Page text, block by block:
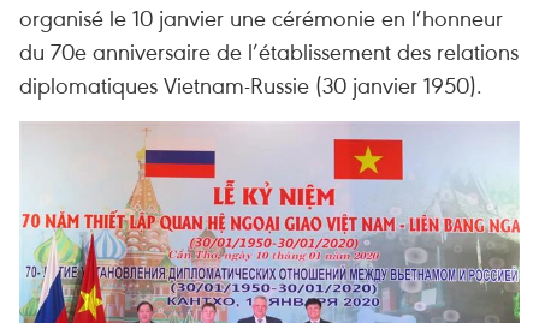
organisé le 10 janvier une cérémonie en l’honneur
du 70e anniversaire de l’établissement des relations
diplomatiques Vietnam-Russie (30 janvier 1950).